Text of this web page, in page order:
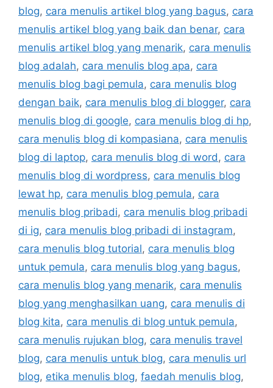
blog, cara menulis artikel blog yang bagus, cara
menulis artikel blog yang baik dan benar, cara
menulis artikel blog yang menarik, cara menulis
blog adalah, cara menulis blog apa, cara
menulis blog bagi pemula, cara menulis blog
dengan baik, cara menulis blog di blogger, cara
menulis blog di google, cara menulis blog di hp,
cara menulis blog di kompasiana, cara menulis
blog di laptop, cara menulis blog di word, cara
menulis blog di wordpress, cara menulis blog
lewat hp, cara menulis blog pemula, cara
menulis blog pribadi, cara menulis blog pribadi
di ig, cara menulis blog pribadi di instagram,
cara menulis blog tutorial, cara menulis blog
untuk pemula, cara menulis blog yang bagus,
cara menulis blog yang menarik, cara menulis
blog yang menghasilkan uang, cara menulis di
blog kita, cara menulis di blog untuk pemula,
cara menulis rujukan blog, cara menulis travel
blog, cara menulis untuk blog, cara menulis url
blog, etika menulis blog, faedah menulis blog,